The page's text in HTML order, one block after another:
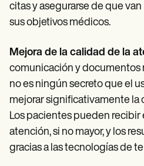
citas y asegurarse de que
sus objetivos médicos.
Mejora de la calidad de la
comunicación y documentos
no es ningún secreto que el
mejorar significativamente la
Los pacientes pueden recibir
atención, si no mayor, y los
gracias a las tecnologías de